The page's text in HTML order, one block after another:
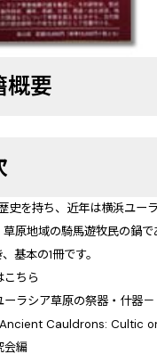
概要
史を持ち、近年は横浜ユー
草原地域の騎馬遊牧民の鍋
基本の1冊です。
こちら
ーラシア草原の祭器・什器－
Cauldrons: Cultic
会編